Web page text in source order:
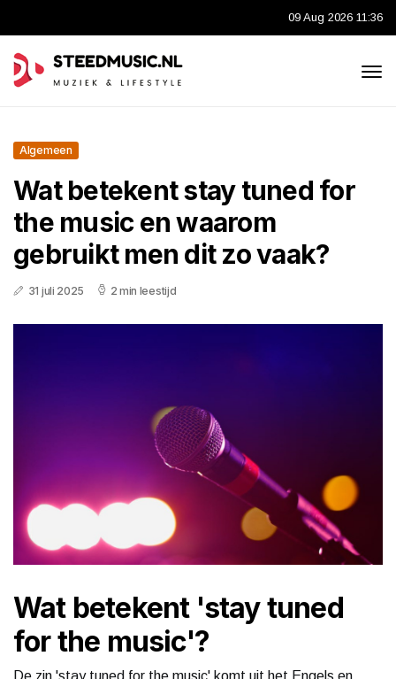
09 Aug 2026 11:36
Algemeen
Wat betekent stay tuned for
the music en waarom
gebruikt men dit zo vaak?
31 juli 2025 2 min leestijd
Wat betekent 'stay tuned
for the music'?
De zin 'stay tuned for the music' komt uit het Engels en